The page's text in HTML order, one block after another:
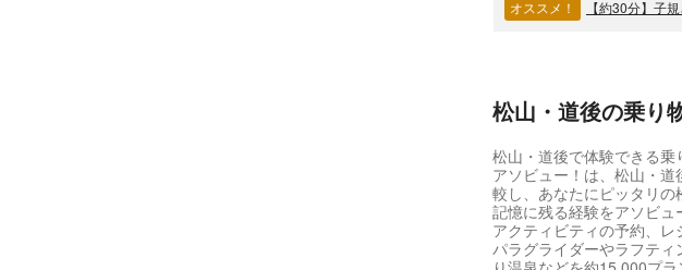
オススメ！ 【約30分】子
松山・道後の乗り
松山・道後で体験できる乗
アソビュー！は、松山・
較し、あなたにピッタリの
記憶に残る経験をアソビュ
アクティビティの予約、レ
パラグライダーやラフテ